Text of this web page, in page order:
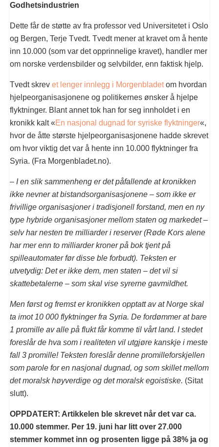
Godhetsindustrien
Dette får de støtte av fra professor ved Universitetet i Oslo
og Bergen, Terje Tvedt. Tvedt mener at kravet om å hente
inn 10.000 (som var det opprinnelige kravet), handler mer
om norske verdensbilder og selvbilder, enn faktisk hjelp.
Tvedt skrev et lenger innlegg i Morgenbladetom hvordan
hjelpeorganisasjonene og politikernes ønsker å hjelpe
flyktninger. Blant annet tok han for seg innholdet i en
kronikk kalt «En nasjonal dugnad for syriske flyktninger«,
hvor de åtte største hjelpeorganisasjonene hadde skrevet
om hvor viktig det var å hente inn 10.000 flyktninger fra
Syria. (Fra Morgenbladet.no).
– I en slik sammenheng er det påfallende at kronikken
ikke nevner at bistandsorganisasjonene – som ikke er
frivillige organisasjoner i tradisjonell forstand, men en ny
type hybride organisasjoner mellom staten og markedet –
selv har nesten tre milliarder i reserver (Røde Kors alene
har mer enn to milliarder kroner på bok tjent på
spilleautomater før disse ble forbudt). Teksten er
utvetydig: Det er ikke dem, men staten – det vil si
skattebetalerne – som skal vise syrerne gavmildhet.
Men først og fremst er kronikken opptatt av at Norge skal
ta imot 10 000 flyktninger fra Syria. De fordømmer at bare
1 promille av alle på flukt får komme til vårt land. I stedet
foreslår de hva som i realiteten vil utgjøre kanskje i meste
fall 3 promille! Teksten foreslår denne promilleforskjellen
som parole for en nasjonal dugnad, og som skillet mellom
det moralsk høyverdige og det moralsk egoistiske. (Sitat
slutt).
OPPDATERT: Artikkelen ble skrevet når det var ca.
10.000 stemmer. Per 19. juni har litt over 27.000
stemmer kommet inn og prosenten ligge på 38% ja og